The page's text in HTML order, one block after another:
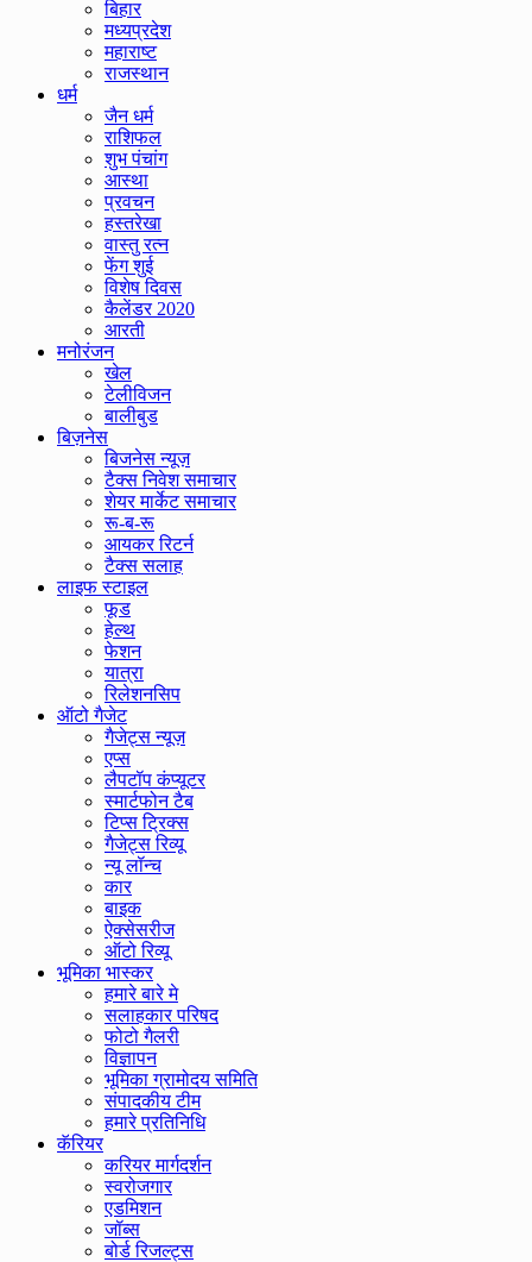
बिहार
मध्यप्रदेश
महाराष्ट
राजस्थान
धर्म
जैन धर्म
राशिफल
शुभ पंचांग
आस्था
प्रवचन
हस्तरेखा
वास्तु रत्न
फेंग शुई
विशेष दिवस
कैलेंडर 2020
आरती
मनोरंजन
खेल
टेलीविजन
बालीबुड
बिज़नेस
बिजनेस न्यूज़
टैक्स निवेश समाचार
शेयर मार्केट समाचार
रू-ब-रू
आयकर रिटर्न
टैक्स सलाह
लाइफ स्टाइल
फूड
हेल्थ
फेशन
यात्रा
रिलेशनसिप
ऑटो गैजेट
गैजेट्स न्यूज़
एप्स
लैपटॉप कंप्यूटर
स्मार्टफोन टैब
टिप्स ट्रिक्स
गैजेट्स रिव्यू
न्यू लॉन्च
कार
बाइक
ऐक्सेसरीज
ऑटो रिव्यू
भूमिका भास्कर
हमारे बारे मे
सलाहकार परिषद
फोटो गैलरी
विज्ञापन
भूमिका ग्रामोदय समिति
संपादकीय टीम
हमारे प्रतिनिधि
कॅरियर
करियर मार्गदर्शन
स्वरोजगार
एडमिशन
जॉब्स
बोर्ड रिजल्ट्स